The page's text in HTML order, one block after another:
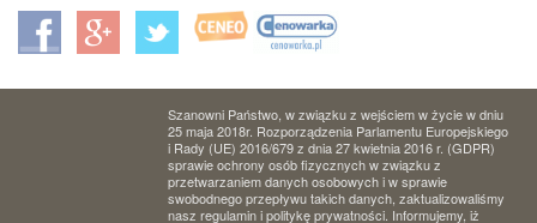
Szanowni Państwo, w związku z wejściem w życie w dniu
25 maja 2018r. Rozporządzenia Parlamentu Europejskiego
i Rady (UE) 2016/679 z dnia 27 kwietnia 2016 r. (GDPR)
sprawie ochrony osób fizycznych w związku z
przetwarzaniem danych osobowych i w sprawie
swobodnego przepływu takich danych, zaktualizowaliśmy
nasz regulamin i politykę prywatności. Informujemy, iż